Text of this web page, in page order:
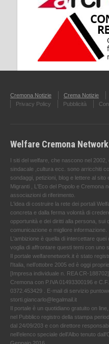
Cremona Notizie Crema Notizie
Privacy Policy
Pubblicità
Welfare Cremona Network
I siti del welfare, che nascono nel 2002,
sindacale ,cultura ecc. sono arricchiti
sondaggi, petizioni, blog e lettere al
Migranti , L'Eco del Popolo e Cremona
associazioni di riferimento.
L'idea di costruire la rete dei portali
concreta e dalla ferma volontà di
opportunità e dei diritti alla persona, sui
comunicazione e migliore informazione.
L'ambizione è quella di intercettare
voglia di affrontare questi temi con uno
Il portale welfarenetwork.it è stato
l'Italia, nell’ottobre 2005 ed è oggi
[Impresa individuale n. REA CR-
Cremona con P.IVA 01493300196 e
0372.453429 . E-mail di servizio
storti.giancarlo@legalmail.it
Il portale è un quotidiano gratuito on
nel Pubblico registro della stampa
dal 24/09/203 e con direttore
nell’elenco speciale dell’Albo tenuto